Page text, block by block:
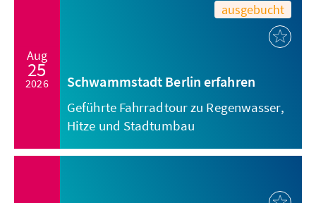
Aug
25
2026
ausgebucht
Schwammstadt Berlin erfahren
Geführte Fahrradtour zu Regenwasser,
Hitze und Stadtumbau